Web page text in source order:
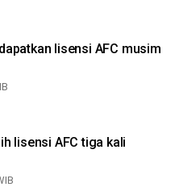
lisensi AFC musim
lisensi AFC tiga kali